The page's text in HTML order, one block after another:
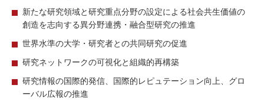
新たな研究領域と研究重点分野の設定による社会共⽣価値の
創造を志向する異分野連携・融合型研究の推進
世界⽔準の⼤学・研究者との共同研究の促進
研究ネットワークの可視化と組織的再構築
研究情報の国際的発信、国際的レピュテーション向上、グロ
ーバル広報の推進